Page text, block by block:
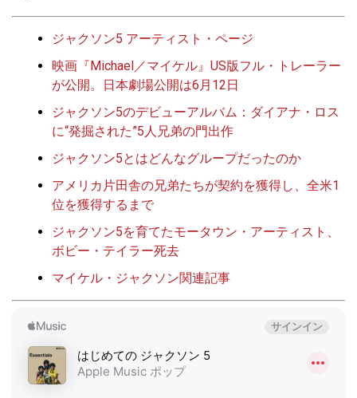
ジャクソン5 アーティスト・ページ
映画『Michael／マイケル』US版フル・トレーラー
が公開。日本劇場公開は6月12日
ジャクソン5のデビューアルバム：ダイアナ・ロス
に“発掘された”5人兄弟の門出作
ジャクソン5とはどんなグループだったのか
アメリカ片田舎の兄弟たちが契約を獲得し、全米1
位を獲得するまで
ジャクソン5を育てたモータウン・アーティスト、
ボビー・テイラー死去
マイケル・ジャクソン関連記事